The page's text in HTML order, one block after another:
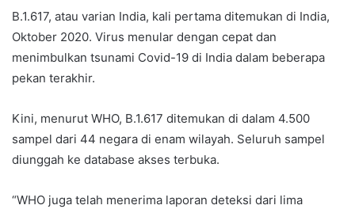
B.1.617, atau varian India, kali pertama ditemukan di India,
Oktober 2020. Virus menular dengan cepat dan
menimbulkan tsunami Covid-19 di India dalam beberapa
pekan terakhir.
Kini, menurut WHO, B.1.617 ditemukan di dalam 4.500
sampel dari 44 negara di enam wilayah. Seluruh sampel
diunggah ke database akses terbuka.
“WHO juga telah menerima laporan deteksi dari lima